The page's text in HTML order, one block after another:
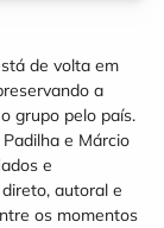
de volta em
a
grupo pelo país.
e Márcio
e
autoral e
os momentos